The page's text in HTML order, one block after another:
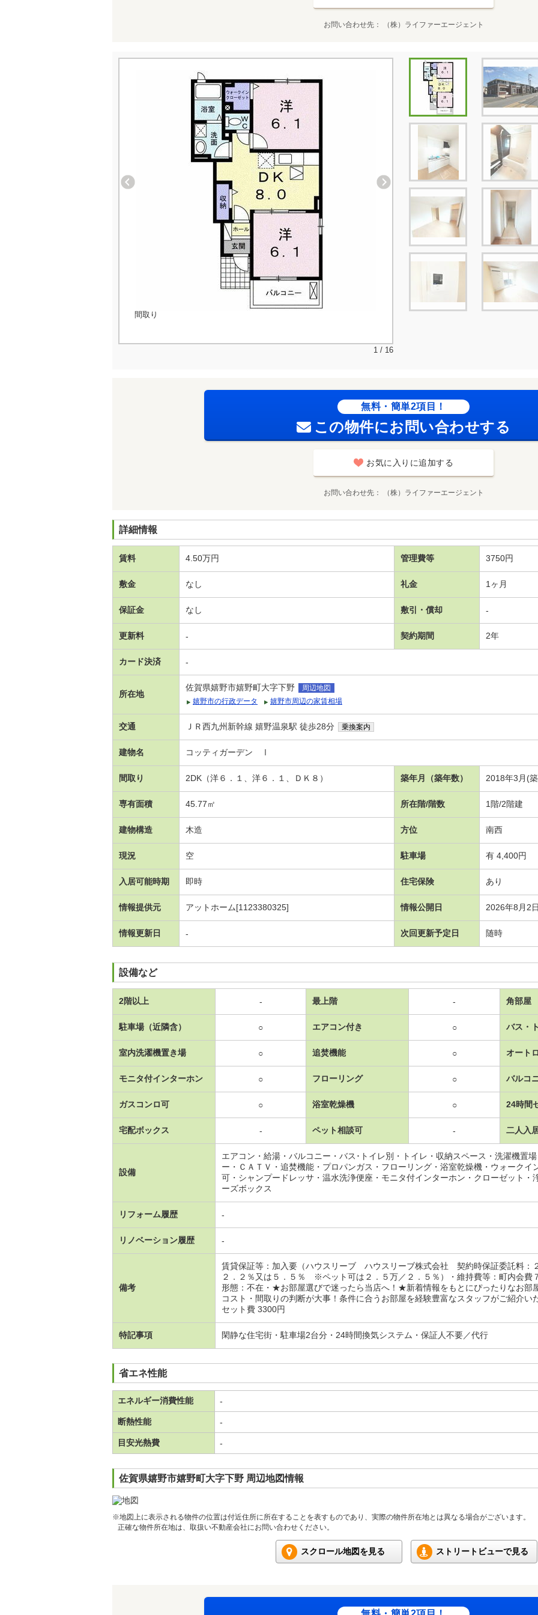
お問い合わせ先 （株）ライファーエージェント
間取り
1 / 16
無料・簡単2項目！
この物件にお問い合わせする
お気に入りに追加する
お問い合わせ先 （株）ライファーエージェント
詳細情報
賃料 4.50万円 管理費等 3750円
敷金 なし 礼金 1ヶ月
保証金 なし 敷引・償却 -
更新料 - 契約期間 2年
カード決済 -
所在地
佐賀県嬉野市嬉野町大字下野
周辺地図
嬉野市の行政データ
嬉野市周辺の家賃相場
交通 ＪＲ西九州新幹線 嬉野温泉駅 徒歩28分 乗換案内
建物名 コッティガーデン Ⅰ
間取り 2DK（洋６．１、洋６．１、ＤＫ８） 築年月（築年数） 2018年3月(
専有面積 45.77㎡ 所在階/階数 1階/2階建
建物構造 木造 方位 南西
現況 空 駐車場 有 4,400円
入居可能時期 即時 住宅保険 あり
情報提供元 アットホーム[1123380325] 情報公開日 2026年8月2日
情報更新日 - 次回更新予定日 随時
設備など
2階以上 - 最上階 - 角部屋
駐車場（近隣含） ○ エアコン付き ○ バス・
室内洗濯機置き場 ○ 追焚機能 ○ オート
モニタ付インターホン ○ フローリング ○ バルコ
ガスコンロ可 ○ 浴室乾燥機 ○ 24時間
宅配ボックス - ペット相談可 - 二人入
設備
エアコン・給湯・バルコニー・バス･トイレ別・トイレ・収納スペース・洗濯機置
ー・ＣＡＴＶ・追焚機能・プロパンガス・フローリング・浴室乾燥機・ウォークイ
可・シャンプードレッサ・温水洗浄便座・モニタ付インターホン・クローゼット・
ーズボックス
リフォーム履歴 -
リノベーション履歴 -
備考
賃貸保証等：加入要（ハウスリーブ ハウスリーブ株式会社 契約時保証委託料：
２．２％又は５．５％ ※ペット可は２．５万／２．５％）・維持費等：町内会費
形態：不在・★お部屋選びで迷ったら当店へ！★新着情報をもとにぴったりなお部
コスト・間取りの判断が大事！条件に合うお部屋を経験豊富なスタッフがご紹介い
セット費 3300円
特記事項 閑静な住宅街・駐車場2台分・24時間換気システム・保証人不要／代行
省エネ性能
エネルギー消費性能 -
断熱性能 -
目安光熱費 -
佐賀県嬉野市嬉野町大字下野 周辺地図情報
※地図上に表示される物件の位置は付近住所に所在することを表すものであり、実際の物件所在地とは異なる場合がございます。
正確な物件所在地は、取扱い不動産会社にお問い合わせください。
スクロール地図を見る ストリートビューで見る